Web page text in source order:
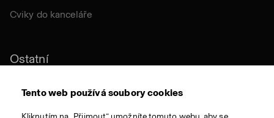
Cviky do kanceláře
Ostatní
Tento web používá soubory cookies